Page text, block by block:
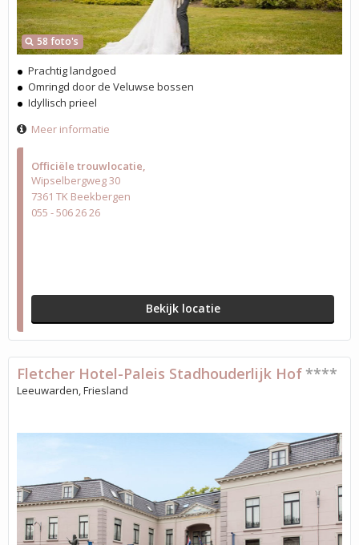
Officiële trouwlocatie
Wipselbergweg 30
7361 TK Beekbergen
055 - 506 26 26
Bekijk locatie
58 foto's
Prachtig landgoed
Omringd door de Veluwse bossen
Idyllisch prieel
Meer informatie
Fletcher Hotel-Paleis Stadhouderlijk Hof ****
Leeuwarden, Friesland